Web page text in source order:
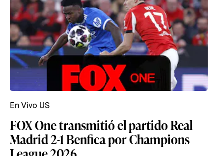
FOX One transmitió el partido Real
Madrid 2-1 Benfica por Champions
En Vivo US